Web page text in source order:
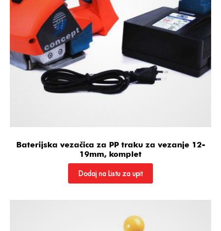
Baterijska vezačica za PP traku za vezanje 12-
19mm, komplet
Dodaj na Listu za upit